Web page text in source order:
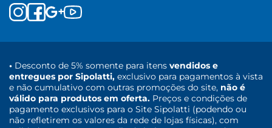
• Desconto de 5% somente para itens vendidos e
entregues por Sipolatti, exclusivo para pagamentos à vista
e não cumulativo com outras promoções do site, não é
válido para produtos em oferta. Preços e condições de
pagamento exclusivos para o Site Sipolatti (podendo ou
não refletirem os valores da rede de lojas físicas), com